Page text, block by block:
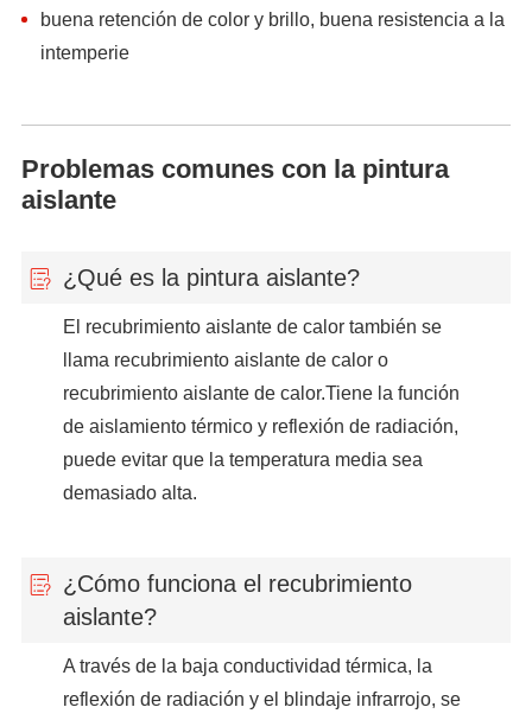
buena retención de color y brillo, buena resistencia a la
intemperie
Problemas comunes con la pintura
aislante
¿Qué es la pintura aislante?
El recubrimiento aislante de calor también se
llama recubrimiento aislante de calor o
recubrimiento aislante de calor.Tiene la función
de aislamiento térmico y reflexión de radiación,
puede evitar que la temperatura media sea
demasiado alta.
¿Cómo funciona el recubrimiento
aislante?
A través de la baja conductividad térmica, la
reflexión de radiación y el blindaje infrarrojo, se